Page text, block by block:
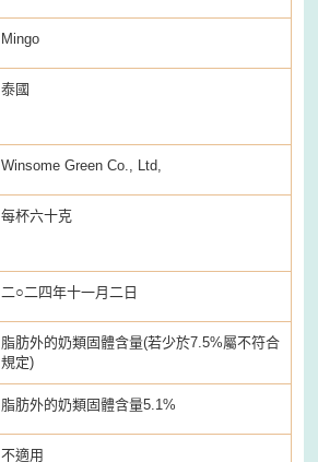
Mingo
泰國
Winsome Green Co., Ltd,
每杯六十克
二○二四年十一月二日
脂肪外的奶類固體含量(若少於7.5%屬不符合
規定)
脂肪外的奶類固體含量5.1%
不適用